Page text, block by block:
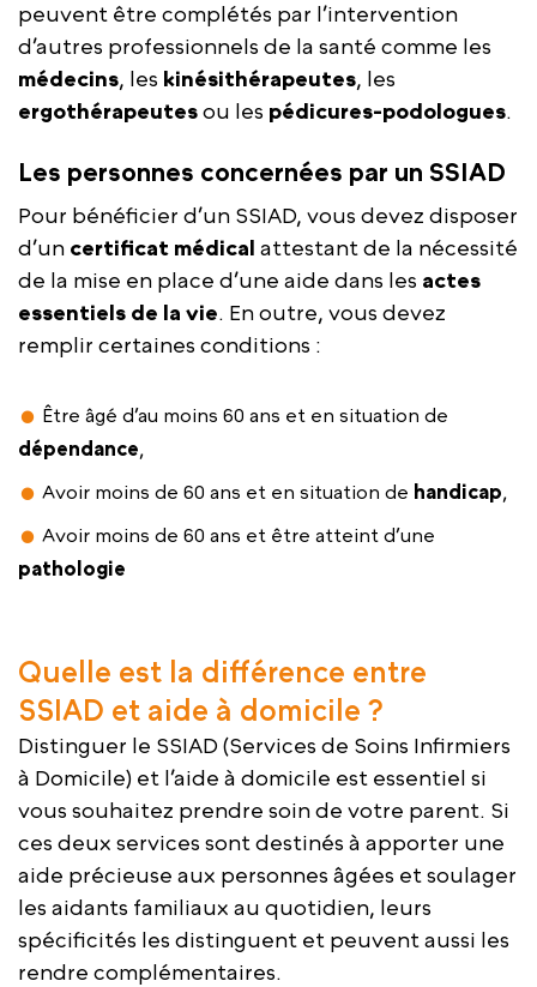
peuvent être complétés par l’intervention
d’autres professionnels de la santé comme les
médecins, les kinésithérapeutes, les
ergothérapeutesou les pédicures-podologues.
Les personnes concernées par un SSIAD
Pour bénéficier d’un SSIAD, vous devez disposer
d’un certificat médical attestant de la nécessité
de la mise en place d’une aide dans les actes
essentiels de la vie. En outre, vous devez
remplir certaines conditions :
Être âgé d’au moins 60 ans et en situation de
dépendance,
Avoir moins de 60 ans et en situation de handicap,
Avoir moins de 60 ans et être atteint d’une
pathologie
Quelle est la différence entre
SSIAD et aide à domicile ?
Distinguer le SSIAD (Services de Soins Infirmiers
à Domicile) et l’aide à domicile est essentiel si
vous souhaitez prendre soin de votre parent. Si
ces deux services sont destinés à apporter une
aide précieuse aux personnes âgées et soulager
les aidants familiaux au quotidien, leurs
spécificités les distinguent et peuvent aussi les
rendre complémentaires.